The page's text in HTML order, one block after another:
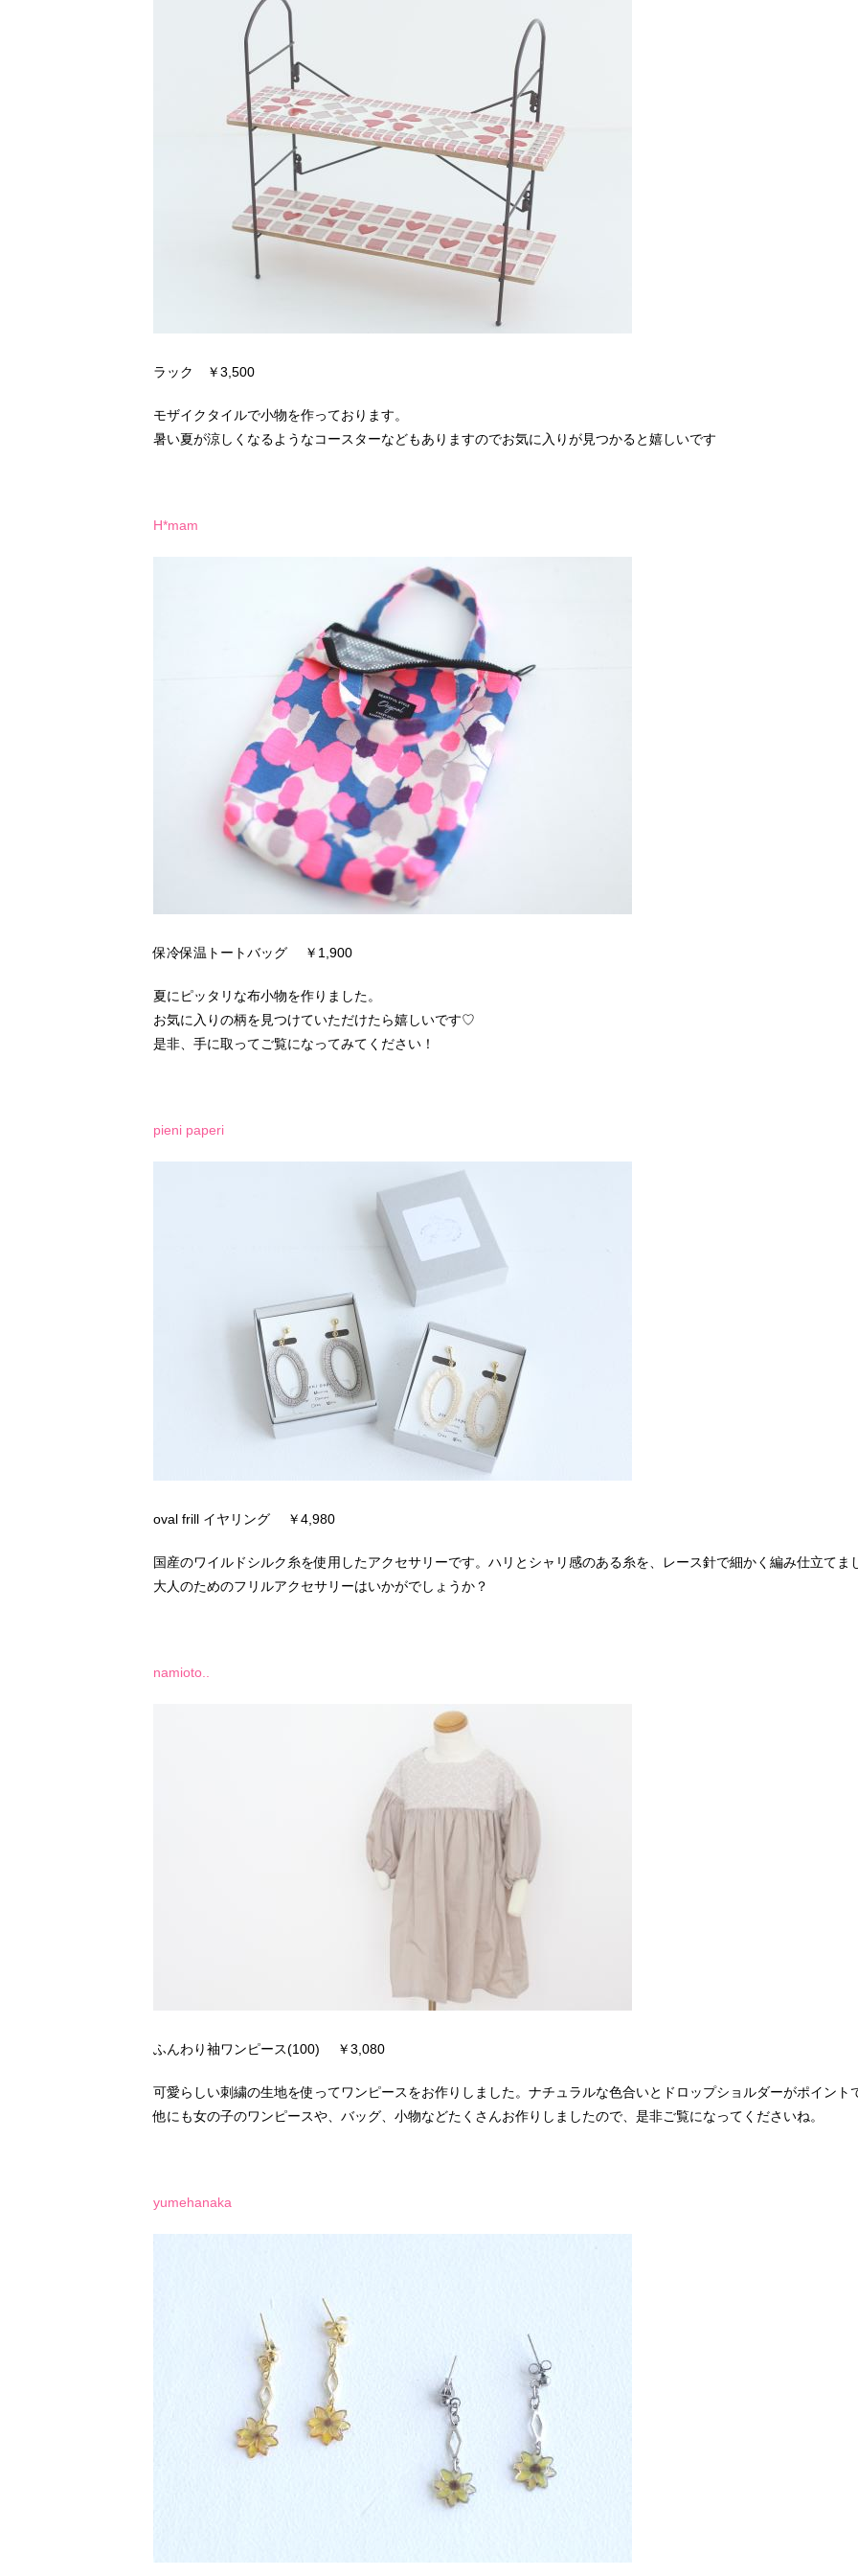
ラック ￥3,500
モザイクタイルで小物を作っております。
暑い夏が涼しくなるようなコースターなどもありますのでお気に入りが見つかると嬉しいです
H*mam
保冷保温トートバッグ ￥1,900
夏にピッタリな布小物を作りました。
お気に入りの柄を見つけていただけたら嬉しいです♡
是非、手に取ってご覧になってみてください！
pieni paperi
oval frill イヤリング ￥4,980
国産のワイルドシルク糸を使用したアクセサリーです。ハリとシャリ感のある糸を、レース針で細かく編み仕立てま
大人のためのフリルアクセサリーはいかがでしょうか？
namioto..
ふんわり袖ワンピース(100) ￥3,080
可愛らしい刺繍の生地を使ってワンピースをお作りしました。ナチュラルな色合いとドロップショルダーがポイント
他にも女の子のワンピースや、バッグ、小物などたくさんお作りしましたので、是非ご覧になってくださいね。
yumehanaka